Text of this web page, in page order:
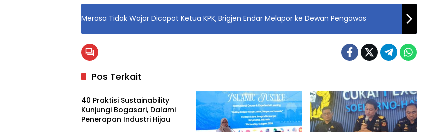
Merasa Tidak Wajar Dicopot Ketua KPK, Brigjen Endar Melapor ke Dewan Pengawas
Pos Terkait
Otomotif
40 Praktisi Sustainability
Kunjungi Bogasari, Dalami
Penerapan Industri Hijau